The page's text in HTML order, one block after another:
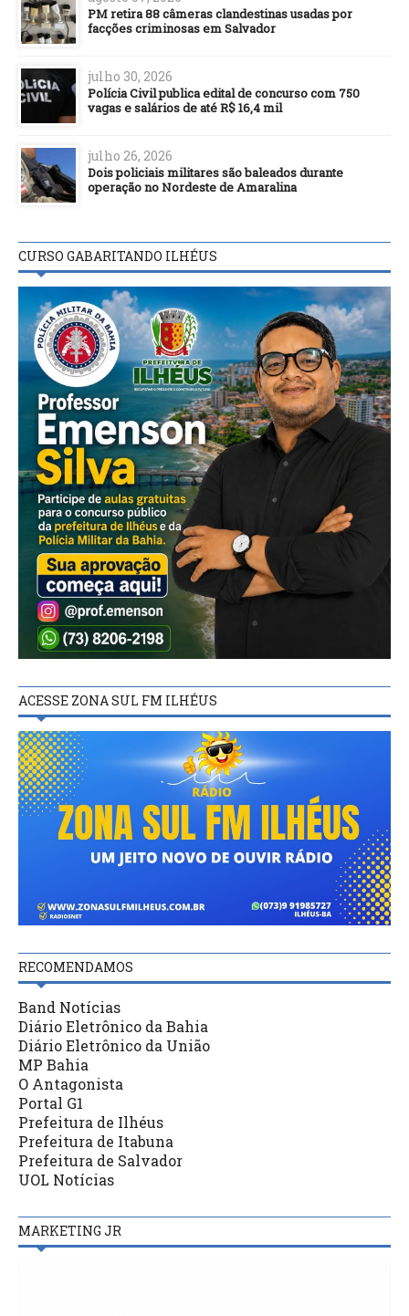
PM retira 88 câmeras clandestinas usadas por
facções criminosas em Salvador
julho 30, 2026
Polícia Civil publica edital de concurso com 750
vagas e salários de até R$ 16,4 mil
julho 26, 2026
Dois policiais militares são baleados durante
operação no Nordeste de Amaralina
CURSO GABARITANDO ILHÉUS
ACESSE ZONA SUL FM ILHÉUS
RECOMENDAMOS
Band Notícias
Diário Eletrônico da Bahia
Diário Eletrônico da União
MP Bahia
O Antagonista
Portal G1
Prefeitura de Ilhéus
Prefeitura de Itabuna
Prefeitura de Salvador
UOL Notícias
MARKETING JR